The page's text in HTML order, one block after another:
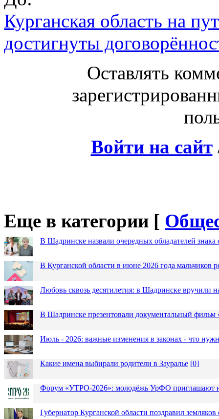
Курганская область на
достигнуты
Оставлять
Войти на сайт
Еще в категории [
В Шадринске назвали очередных обладателей знака
В Курганской области в июне 2026 года мальчиков
Любовь сквозь десятилетия: в Шадринске вручили
В Шадринске презентовали документальный
Июль - 2026: важные изменения в законах - что
Какие имена выбирали родители в Зауралье [0]
Форум «УТРО-2026»: молодёжь УрФО приглашают
Губернатор Курганской области поздравил